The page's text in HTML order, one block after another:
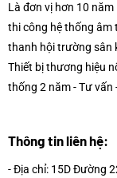
Là đơn vị hơn 10
thi công hệ thống âm
thanh hội trường sân
Thiết bị thương hiệu
thống 2 năm - Tư vấn
Thông tin liên hệ:
- Địa chỉ: 15D Đường